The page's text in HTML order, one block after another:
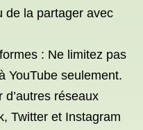
de la partager avec
: Ne limitez pas
YouTube seulement.
réseaux
Twitter et Instagram